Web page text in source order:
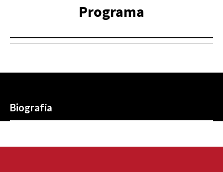
Programa
Biografía